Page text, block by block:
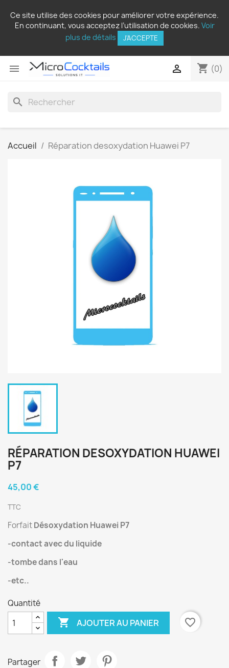
Ce site utilise des cookies pour améliorer votre expérience.
En continuant, vous acceptez l’utilisation de cookies. Voir
plus de détails
J'ACCEPTE
 shopping_cart (0)

search
Accueil Réparation desoxydation Huawei P7
RÉPARATION DESOXYDATION HUAWEI
P7
45,00 €
TTC
ForfaitDésoxydation Huawei P7
-contact avec du liquide
-tombe dans l'eau
-etc..
Quantité
 AJOUTER AU PANIER favorite_border
Partager